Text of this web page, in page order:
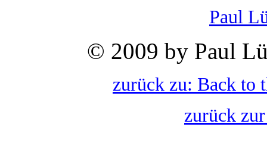
Paul
© 2009 by Paul
zurück zu: Back to
zurück